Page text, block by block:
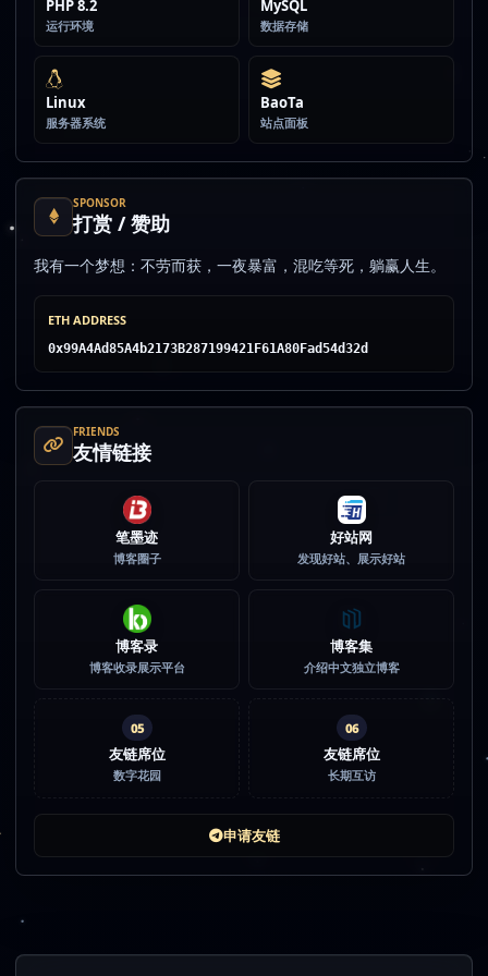
PHP 8.2
运行环境
MySQL
数据存储
Linux
服务器系统
BaoTa
站点面板
SPONSOR
打赏 / 赞助
我有一个梦想：不劳而获，一夜暴富，混吃等死，躺赢人生。
ETH ADDRESS
0x99A4Ad85A4b2173B287199421F61A80Fad54d32d
FRIENDS
友情链接
笔墨迹
博客圈子
好站网
发现好站、展示好站
博客录
博客收录展示平台
博客集
介绍中文独立博客
05
友链席位
数字花园
06
友链席位
长期互访
申请友链